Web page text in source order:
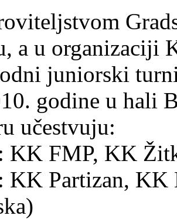
a u organizaciji
juniorski
godine u hali
učestvuju:
KK FMP, KK
KK Partizan, KK